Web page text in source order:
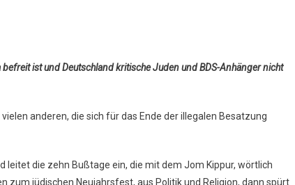
ist und Deutschland kritische Juden und BDS-Anhänger nicht
anderen, die sich für das Ende der illegalen Besatzung
leitet die zehn Bußtage ein, die mit dem Jom Kippur, wörtlich
zum jüdischen Neujahrsfest, aus Politik und Religion, dann spürt